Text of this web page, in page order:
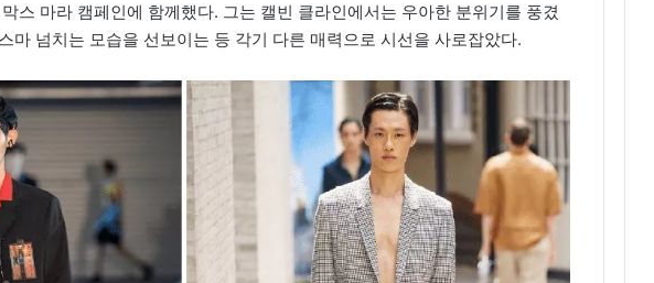
스 마라 캠페인에 함께했다. 그는 캘빈 클라인에서는 우아한 분위기를 풍겼
마 넘치는 모습을 선보이는 등 각기 다른 매력으로 시선을 사로잡았다.